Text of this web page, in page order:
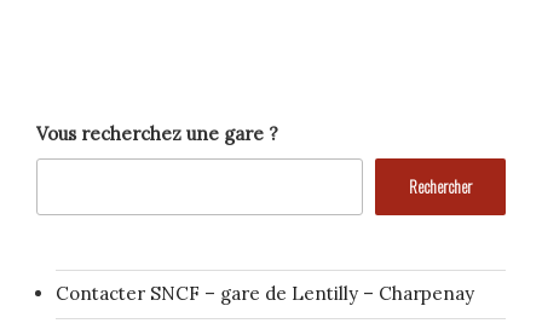
Vous recherchez une gare ?
Rechercher
Contacter SNCF – gare de Lentilly – Charpenay